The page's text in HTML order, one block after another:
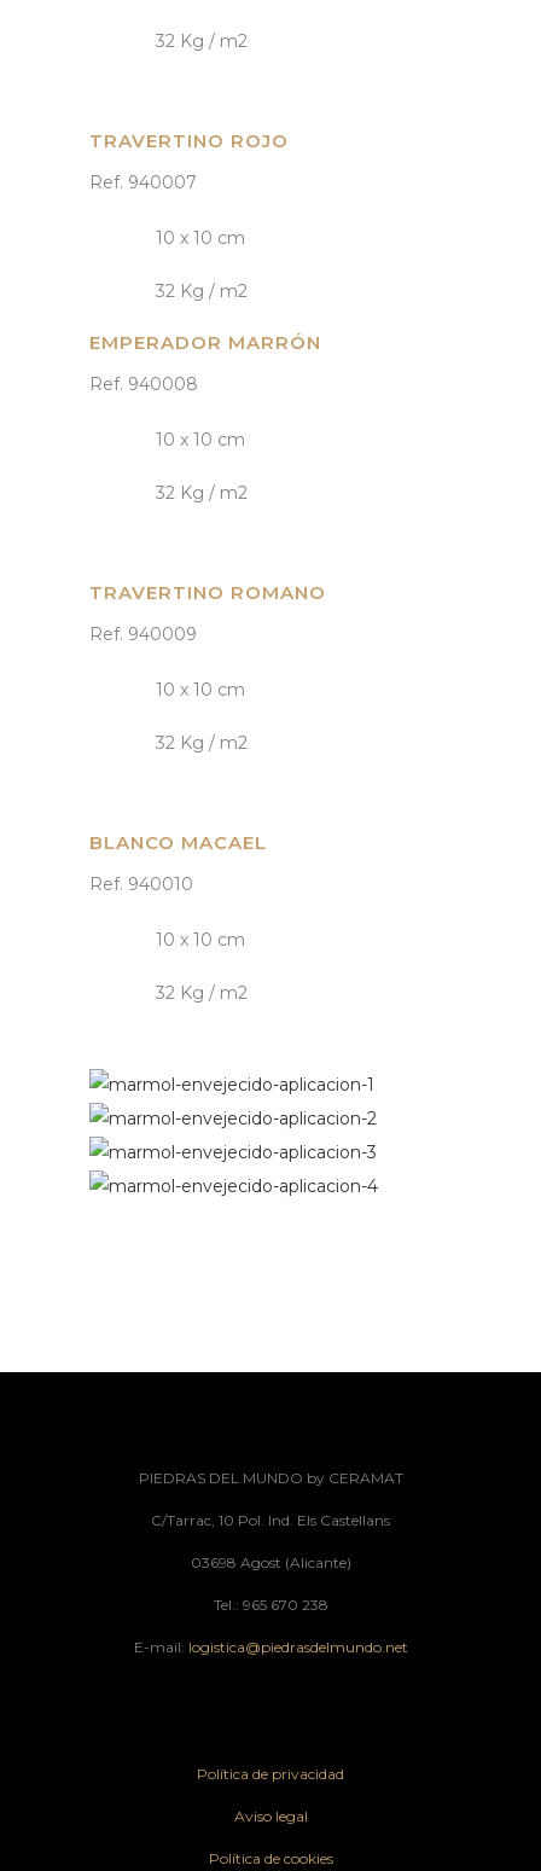
32 Kg / m2
TRAVERTINO ROJO
Ref. 940007
10 x 10 cm
32 Kg / m2
EMPERADOR MARRÓN
Ref. 940008
10 x 10 cm
32 Kg / m2
TRAVERTINO ROMANO
Ref. 940009
10 x 10 cm
32 Kg / m2
BLANCO MACAEL
Ref. 940010
10 x 10 cm
32 Kg / m2
PIEDRAS DEL MUNDO by CERAMAT
C/Tarrac, 10 Pol. Ind. Els Castellans
03698 Agost (Alicante)
Tel.: 965 670 238
E-mail: logistica@piedrasdelmundo.net
Política de privacidad
Aviso legal
Política de cookies